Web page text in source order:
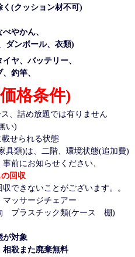
く(クッション材不可)
やかん、
ダンボール、衣類)
ヤ、バッテリー、
釣竿、
格条件)
、詰め放題では有りません
い)
せられる状態
具類)は、二階、環境状態(追加費)
前にお知らせください、
回収
できないことがございます。。
マッサージチェアー
プラスチック類(ケース 棚)
対象
殺また廃棄無料